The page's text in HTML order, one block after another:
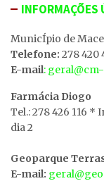
INFORMAÇÕES
MunicÍpio de
Telefone: 278 420
E-mail:
Farmácia Diogo
Tel.: 278 426 116 *
dia 2
Geoparque
E-mail: